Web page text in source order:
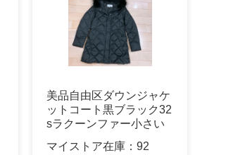
美品自由区ダウンジャケ
ットコート黒ブラック32
sラクーンファー小さい
マイストア在庫： 92